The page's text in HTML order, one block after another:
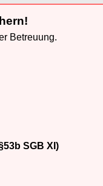
Betreuung.
SGB XI)